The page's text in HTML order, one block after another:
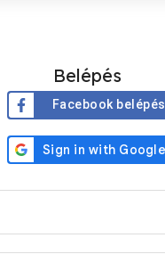
Belépés
Facebook belépés